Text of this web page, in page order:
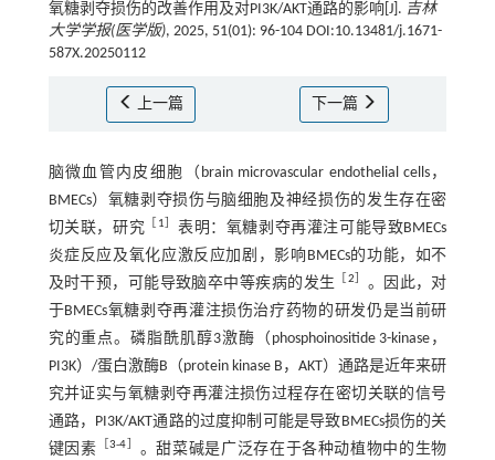
氧糖剥夺损伤的改善作用及对PI3K/AKT通路的影响[J]. 吉林
大学学报(医学版), 2025, 51(01): 96-104 DOI:10.13481/j.1671-
587X.20250112
上一篇 下一篇
脑微血管内皮细胞（brain microvascular endothelial cells，
BMECs）氧糖剥夺损伤与脑细胞及神经损伤的发生存在密
切关联，研究
1
表明：氧糖剥夺再灌注可能导致BMECs
炎症反应及氧化应激反应加剧，影响BMECs的功能，如不
及时干预，可能导致脑卒中等疾病的发生
2
。因此，对
于BMECs氧糖剥夺再灌注损伤治疗药物的研发仍是当前研
究的重点。磷脂酰肌醇3激酶（phosphoinositide 3-kinase，
PI3K）/蛋白激酶B（protein kinase B，AKT）通路是近年来研
究并证实与氧糖剥夺再灌注损伤过程存在密切关联的信号
通路，PI3K/AKT通路的过度抑制可能是导致BMECs损伤的关
键因素 ［3-4
。甜菜碱是广泛存在于各种动植物中的生物